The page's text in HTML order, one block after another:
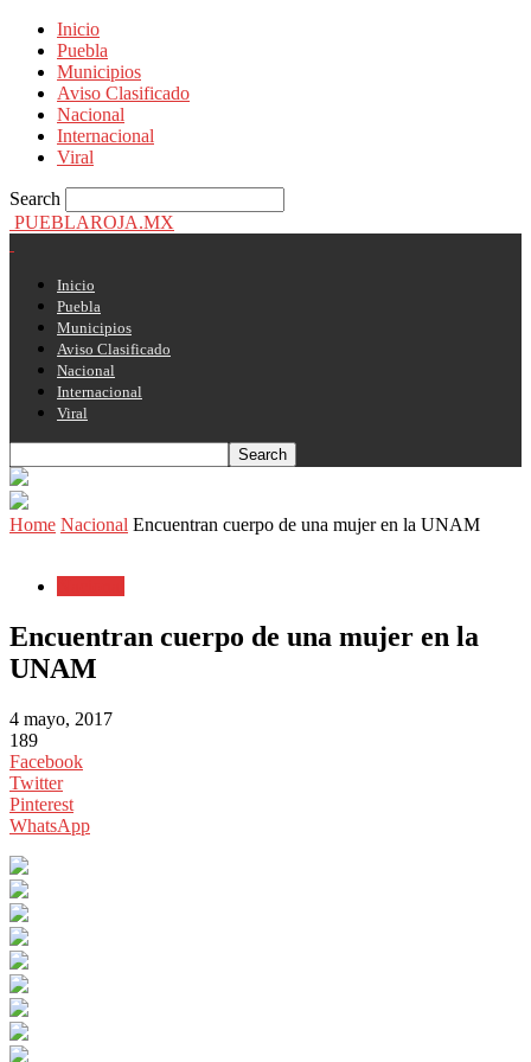
Inicio
Puebla
Municipios
Aviso Clasificado
Nacional
Internacional
Viral
Search
PUEBLAROJA.MX
Inicio
Puebla
Municipios
Aviso Clasificado
Nacional
Internacional
Viral
Home Nacional Encuentran cuerpo de una mujer en la UNAM
Encuentran cuerpo de una mujer en la
UNAM
4 mayo, 2017
189
Facebook
Twitter
Pinterest
WhatsApp